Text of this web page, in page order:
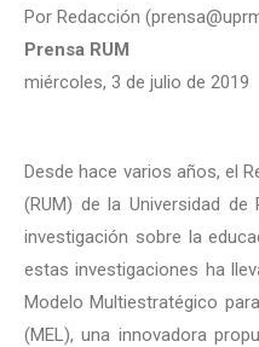
Por Redacción
Prensa RUM
miércoles, 3 de julio de 2019
Desde hace varios años, el
(RUM) de la Universidad
investigación sobre la
estas investigaciones ha
Modelo Multiestratégico
(MEL), una innovadora